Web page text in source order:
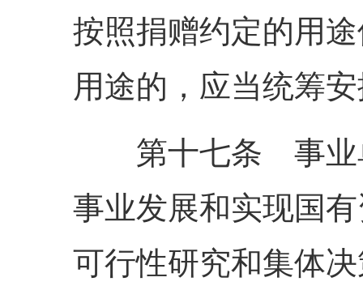
按照捐赠约定的用
用途的，应当统筹
第十七条 事业单
事业发展和实现国
可行性研究和集体